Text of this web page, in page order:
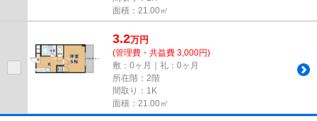
面積：21.00㎡
3.2万円
(管理費・共益費 3,000円)
敷：0ヶ月｜礼：0ヶ月
所在階：2階
間取り：1K
面積：21.00㎡